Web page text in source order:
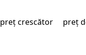
preț crescător preț